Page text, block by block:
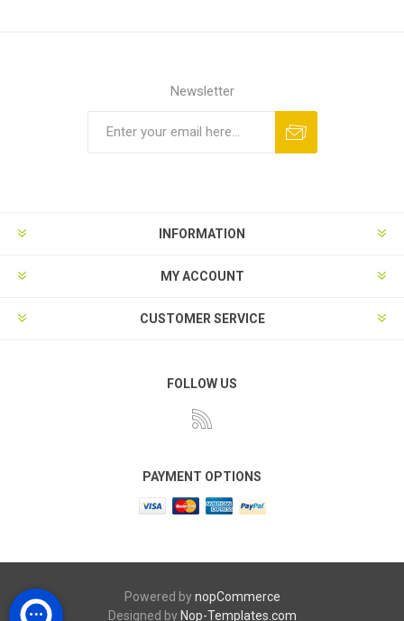
Newsletter
INFORMATION
MY ACCOUNT
CUSTOMER SERVICE
FOLLOW US
PAYMENT OPTIONS
Powered bynopCommerce
Designed by Nop-Templates.com